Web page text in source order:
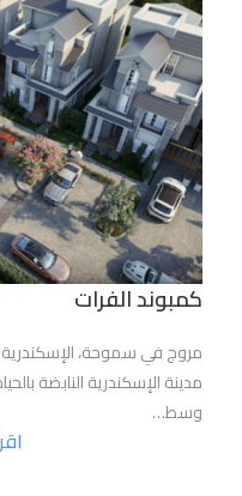
كمبوند الفرات
مروج في سموحة،
مدينة الإسكندرية النابضة
وسط…